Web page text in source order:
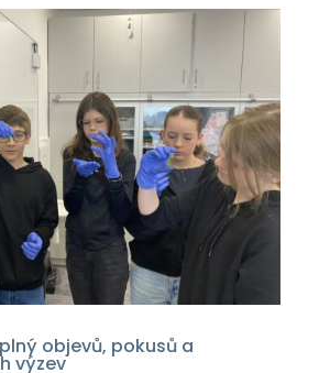
objevů, pokusů a
výzev